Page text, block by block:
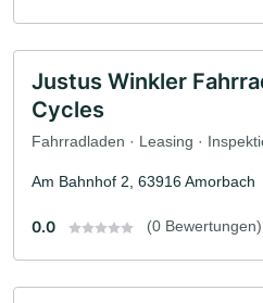
Justus Winkler
Cycles
Fahrradladen · Leasing ·
Am Bahnhof 2, 63916 Amorbach
0.0 (0 Bewertungen)